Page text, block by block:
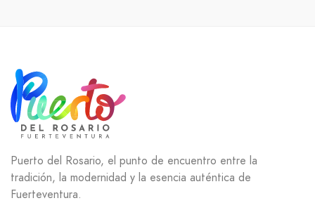
Puerto del Rosario, el punto de encuentro entre la
tradición, la modernidad y la esencia auténtica de
Fuerteventura.